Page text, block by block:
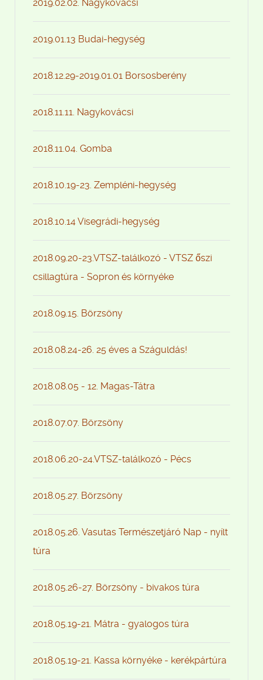
2019.02.02. Nagykovácsi
2019.01.13 Budai-hegység
2018.12.29-2019.01.01 Borsosberény
2018.11.11. Nagykovácsi
2018.11.04. Gomba
2018.10.19-23. Zempléni-hegység
2018.10.14 Visegrádi-hegység
2018.09.20-23.VTSZ-találkozó - VTSZ őszi
csillagtúra - Sopron és környéke
2018.09.15. Börzsöny
2018.08.24-26. 25 éves a Száguldás!
2018.08.05 - 12. Magas-Tátra
2018.07.07. Börzsöny
2018.06.20-24.VTSZ-találkozó - Pécs
2018.05.27. Börzsöny
2018.05.26. Vasutas Természetjáró Nap - nyílt
túra
2018.05.26-27. Börzsöny - bivakos túra
2018.05.19-21. Mátra - gyalogos túra
2018.05.19-21. Kassa környéke - kerékpártúra